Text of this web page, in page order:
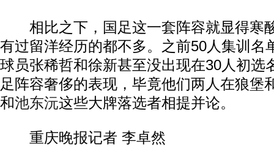
相比之下，国足这一套阵容就显得寒
有过留洋经历的都不多。之前50人集训名
球员张稀哲和徐新甚至没出现在30人初选
足阵容奢侈的表现，毕竟他们两人在狼堡
和池东沅这些大牌落选者相提并论。
重庆晚报记者 李卓然